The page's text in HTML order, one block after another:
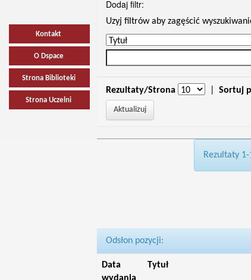
Kontakt
O Dspace
Strona Biblioteki
Strona Uczelni
Dodaj filtr:
Uzyj filtrów aby zagęścić
Rezultaty/Strona Sortuj
Rezultaty
Odsłon pozycji:
Data
Tytuł